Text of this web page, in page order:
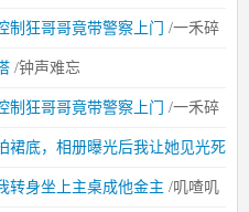
制狂哥哥竟带警察上门 /一禾碎
/钟声难忘
制狂哥哥竟带警察上门 /一禾碎
裙底，相册曝光后我让她见光死
转身坐上主桌成他金主 /叽喳叽